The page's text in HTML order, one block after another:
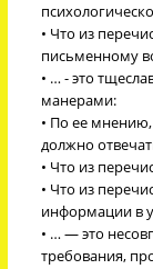
• Что из
письменному
• … - это
манерами:
• По ее
должно
• Что из
• Что из
информации в
• … — это
требования,